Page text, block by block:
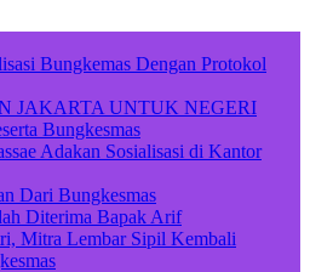
Bungkemas Dengan Protokol
JAKARTA UNTUK NEGERI
Bungkesmas
Adakan Sosialisasi di Kantor
Dari Bungkesmas
Diterima Bapak Arif
Mitra Lembar Sipil Kembali